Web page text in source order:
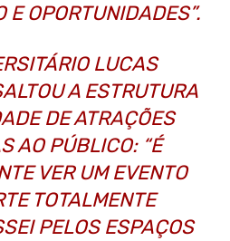
E OPORTUNIDADES”.
LUCAS
A ESTRUTURA
DE ATRAÇÕES
AO PÚBLICO: “É
VER UM EVENTO
TOTALMENTE
PELOS ESPAÇOS